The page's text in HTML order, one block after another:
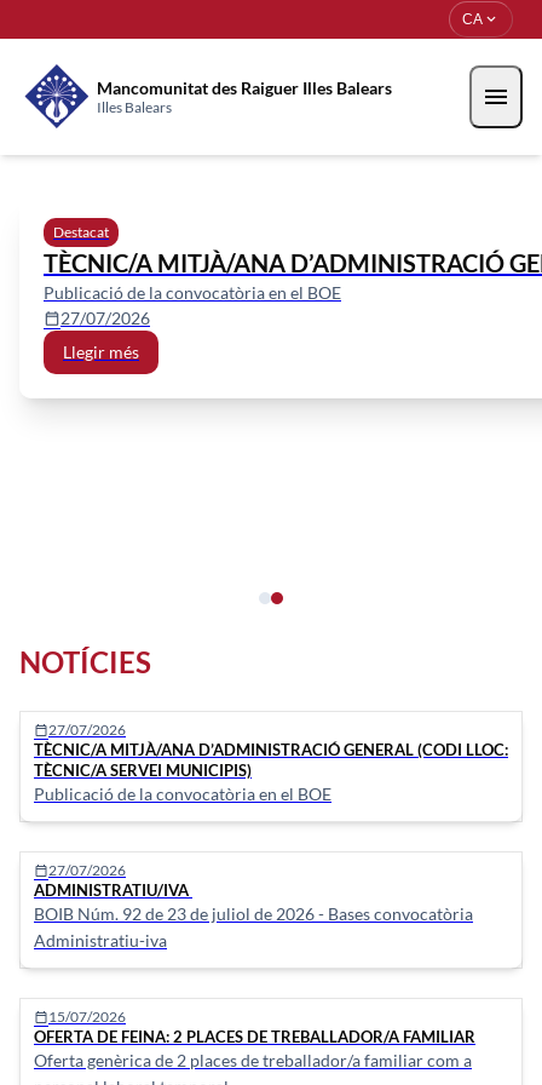
CA expand_more
Mancomunitat des Raiguer Illes Balears
Illes Balears menu
Destacat
TÈCNIC/A MITJÀ/ANA D’ADMINISTRACIÓ
Publicació de la convocatòria en el BOE
calendar_today27/07/2026
Llegir més
NOTÍCIES
calendar_today27/07/2026
TÈCNIC/A MITJÀ/ANA D’ADMINISTRACIÓ GENERAL (CODI LLOC:
TÈCNIC/A SERVEI MUNICIPIS)
Publicació de la convocatòria en el BOE
calendar_today27/07/2026
ADMINISTRATIU/IVA
BOIB Núm. 92 de 23 de juliol de 2026 - Bases convocatòria
Administratiu-iva
calendar_today15/07/2026
OFERTA DE FEINA: 2 PLACES DE TREBALLADOR/A FAMILIAR
Oferta genèrica de 2 places de treballador/a familiar com a